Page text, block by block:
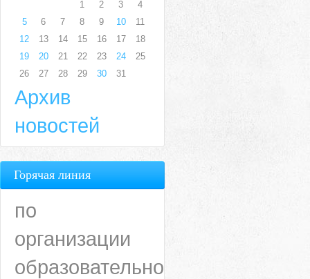
1
2 3
4
5
6 7 8 9 10
11
12
13 14 15 16 17
18
19
20 21 22 23 24
25
26
27 28 29 30 31
Архив
новостей
Горячая линия
по
организации
образовательного